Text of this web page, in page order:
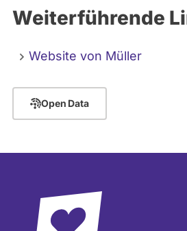
Weiterführende
Website von Müller
Open Data